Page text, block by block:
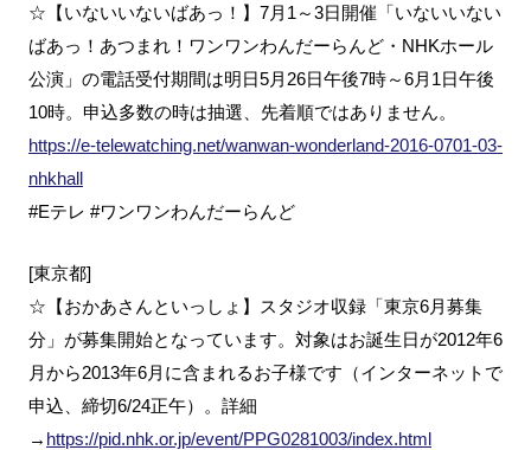
☆【いないいないばあっ！】7月1～3日開催「いないいない
ばあっ！あつまれ！ワンワンわんだーらんど・NHKホール
公演」の電話受付期間は明日5月26日午後7時～6月1日午後
10時。申込多数の時は抽選、先着順ではありません。
https://e-telewatching.net/wanwan-wonderland-2016-0701-03-
nhkhall
#Eテレ #ワンワンわんだーらんど
[東京都]
☆【おかあさんといっしょ】スタジオ収録「東京6月募集
分」が募集開始となっています。対象はお誕生日が2012年6
月から2013年6月に含まれるお子様です（インターネットで
申込、締切6/24正午）。詳細
→ https://pid.nhk.or.jp/event/PPG0281003/index.html